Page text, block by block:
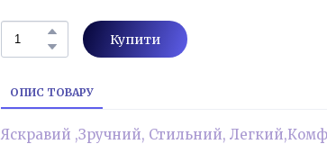
Купити
ОПИС ТОВАРУ
Яскравий ,Зручний, Стильний,